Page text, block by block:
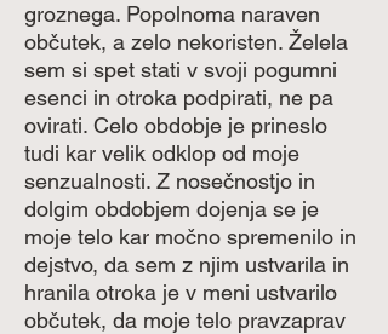
groznega. Popolnoma naraven
občutek, a zelo nekoristen. Želela
sem si spet stati v svoji pogumni
esenci in otroka podpirati, ne pa
ovirati. Celo obdobje je prineslo
tudi kar velik odklop od moje
senzualnosti. Z nosečnostjo in
dolgim obdobjem dojenja se je
moje telo kar močno spremenilo in
dejstvo, da sem z njim ustvarila in
hranila otroka je v meni ustvarilo
občutek, da moje telo pravzaprav